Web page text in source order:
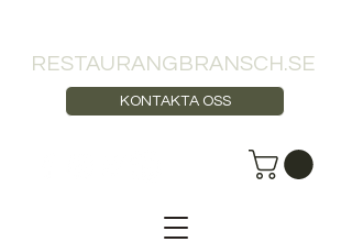
RESTAURANGBRANSCH.SE
KONTAKTA OSS